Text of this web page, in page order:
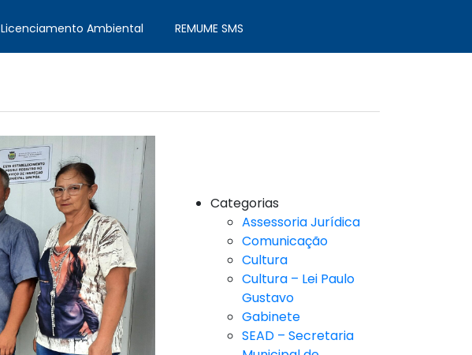
Licenciamento Ambiental REMUME SMS
Categorias
Assessoria Jurídica
Comunicação
Cultura
Cultura – Lei Paulo
Gustavo
Gabinete
SEAD – Secretaria